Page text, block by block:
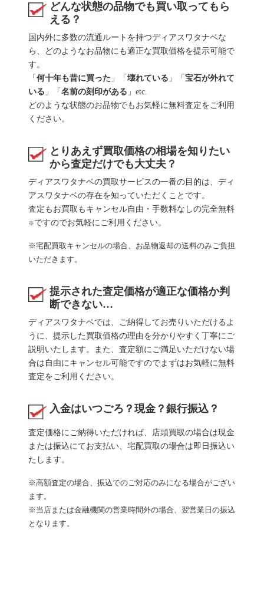
どんな状態の品物でも買い取ってもら
える？
国内外に多数の流通ルートを持つディアスワタナベな
ら、どのようなお品物にも適正な買取価格を提示可能で
す。
「 何十年も昔に買った 」「 壊れている 」「 宝石が外れて
いる 」「 名前の刻印がある 」etc.
どのような状態のお品物でもお気軽に無料査定をご利用
ください。
とりあえず買取価格の相場を知りたい
から査定だけでも大丈夫？
ディアスワタナベの買取サービスの一番の目的は、ディ
アスワタナベの存在を知っていただくことです。
査定もお買取もキャンセル自由・手数料なしの完全無料
※ですのでお気軽にご利用ください。
※宅配買取キャンセルの場合、お品物返却の送料のみご負担
いただきます。
提示された査定価格が適正な価格か判
断できない…
ディアスワタナベでは、ご納得してお売りいただけるよ
うに、提示した買取価格の理由を分かりやすく丁寧にご
説明いたします。また、査定額にご満足いただけない場
合は自由にキャンセル可能ですのでまずはお気軽に無料
査定をご利用ください。
入金はいつごろ？現金？銀行振込？
査定価格にご納得いただければ、店頭買取の場合は現金
または振込にてお支払い、宅配買取の場合は即日振込い
たします。
※高額査定の場合、振込でのご対応のみになる場合がござい
ます。
※当店または金融機関の営業時間外の場合、翌営業日の振込
となります。